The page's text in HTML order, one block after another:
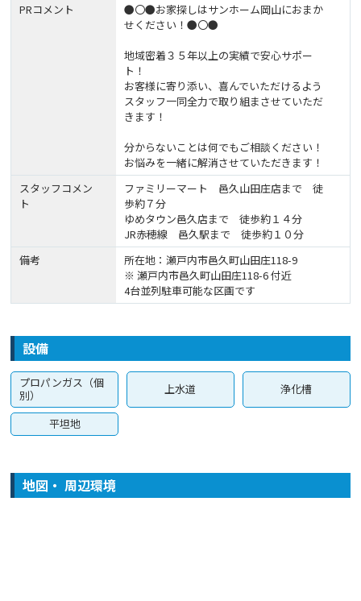
PRコメント
●〇●お家探しはサンホーム岡山におまか
せください！●〇●
地域密着３５年以上の実績で安心サポー
ト！
お客様に寄り添い、喜んでいただけるよう
スタッフ一同全力で取り組まさせていただ
きます！
分からないことは何でもご相談ください！
お悩みを一緒に解消させていただきます！
スタッフコメン
ト
ファミリーマート 邑久山田庄店まで 徒
歩約７分
ゆめタウン邑久店まで 徒歩約１４分
JR赤穂線 邑久駅まで 徒歩約１０分
備考
所在地：瀬戸内市邑久町山田庄118-9
※ 瀬戸内市邑久町山田庄118-6 付近
4台並列駐車可能な区画です
設備
プロパンガス（個
別）
上水道 浄化槽
平坦地
地図・ 周辺環境